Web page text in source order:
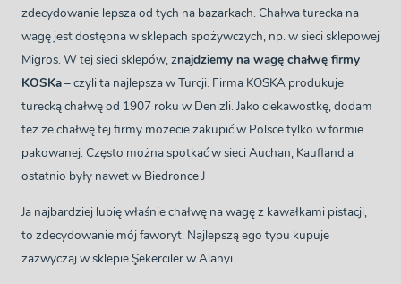
zdecydowanie lepsza od tych na bazarkach. Chałwa turecka na
wagę jest dostępna w sklepach spożywczych, np. w sieci sklepowej
Migros. W tej sieci sklepów, znajdziemy na wagę chałwę firmy
KOSKa– czyli ta najlepsza w Turcji. Firma KOSKA produkuje
turecką chałwę od 1907 roku w Denizli. Jako ciekawostkę, dodam
też że chałwę tej firmy możecie zakupić w Polsce tylko w formie
pakowanej. Często można spotkać w sieci Auchan, Kaufland a
ostatnio były nawet w Biedronce J
Ja najbardziej lubię właśnie chałwę na wagę z kawałkami pistacji,
to zdecydowanie mój faworyt. Najlepszą ego typu kupuje
zazwyczaj w sklepie Şekerciler w Alanyi.